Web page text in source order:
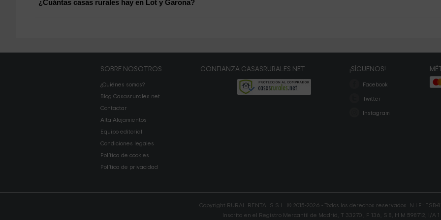
¿Cuántas casas rurales hay en Lot y Garona?
SOBRE NOSOTROS
¿Quiénes somos?
Blog Casasrurales.net
Contactar
Alta Alojamientos
Equipo editorial
Condiciones legales
Política de cookies
Política de privacidad
CONFIANZA CASASRURALES.NET ¡SÍGUENOS!
Facebook
Twitter
Instagram
Copyright RURAL RENTALS S.L. © 2015-2026 - Todos los derechos reservados. N.I.F.: ESB-
Inscrita en el Registro Mercantil de Madrid, T 33270 , F 136, S 8, H M 598712, I/A 1